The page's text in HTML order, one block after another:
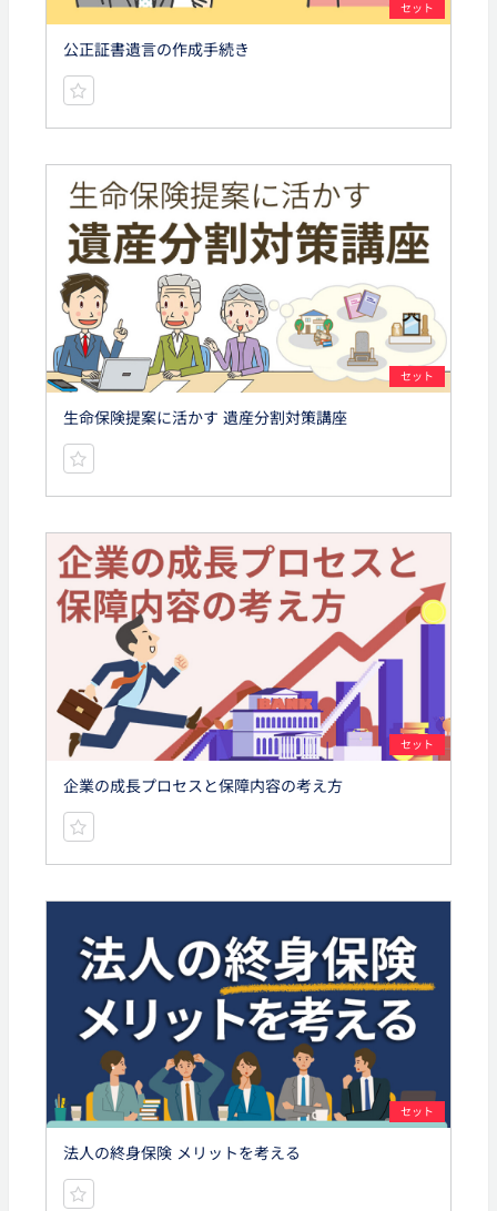
セット
公正証書遺言の作成手続き
セット
生命保険提案に活かす 遺産分割対策講座
セット
企業の成長プロセスと保障内容の考え方
セット
法人の終身保険 メリットを考える